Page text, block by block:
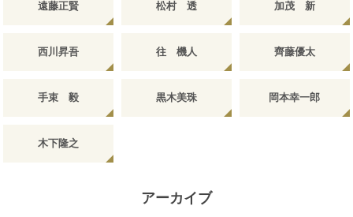
遠藤正賢 松村 透 加茂 新
西川昇吾 往 機人 齊藤優太
手束 毅 黒木美珠 岡本幸一郎
木下隆之
アーカイブ